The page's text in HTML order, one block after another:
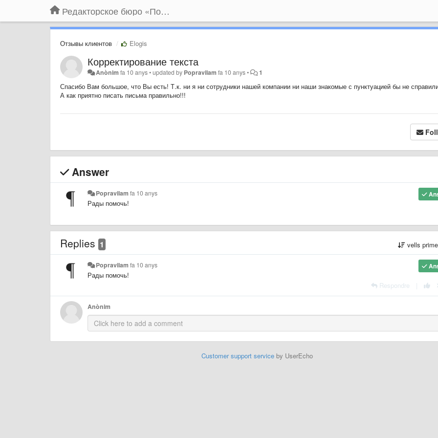
Редакторское бюро «По правилам»
Отзывы клиентов Elogis
Корректирование текста
Anònim fa 10 anys•updated by Popravilam fa 10 anys• 1
Спасибо Вам большое, что Вы есть! Т.к. ни я ни сотрудники нашей компании ни наши знакомые с пунктуацией бы не
А как приятно писать письма правильно!!!
Answer
Popravilam fa 10 anys
Рады помочь!
Replies 1 vells
Popravilam fa 10 anys
Рады помочь!
Respondre
Anònim
Customer support serviceby UserEcho